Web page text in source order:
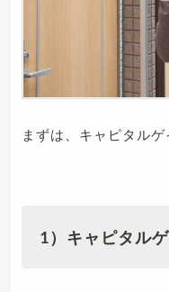
まずは、キャピタル
1）キャピタル